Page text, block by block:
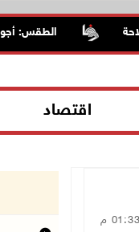
الطقس: أجواء
اقتصاد